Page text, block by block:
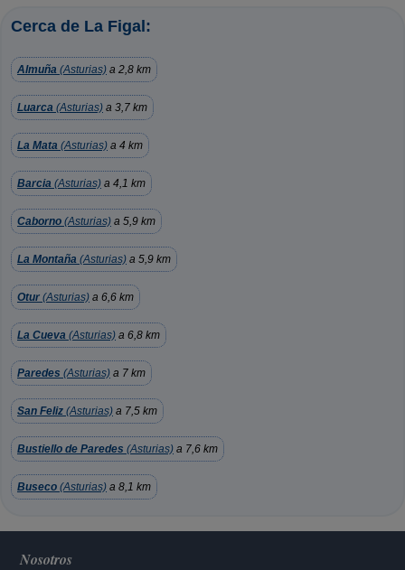
Cerca de La Figal:
Almuña (Asturias) a 2,8 km
Luarca (Asturias) a 3,7 km
La Mata (Asturias) a 4 km
Barcia (Asturias) a 4,1 km
Caborno (Asturias) a 5,9 km
La Montaña (Asturias) a 5,9 km
Otur (Asturias) a 6,6 km
La Cueva (Asturias) a 6,8 km
Paredes (Asturias) a 7 km
San Feliz (Asturias) a 7,5 km
Bustiello de Paredes (Asturias) a 7,6 km
Buseco (Asturias) a 8,1 km
Nosotros